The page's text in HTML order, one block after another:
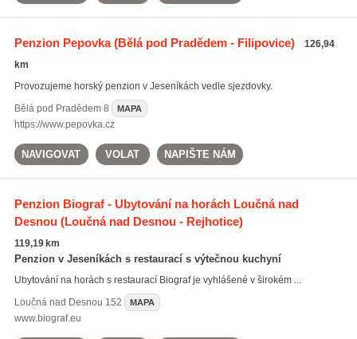
Penzion Pepovka(Bělá pod Pradědem - Filipovice)
126,94
km
Provozujeme horský penzion v Jeseníkách vedle sjezdovky.
Bělá pod Pradědem8 MAPA
https://www.pepovka.cz
NAVIGOVAT VOLAT NAPIŠTE NÁM
Penzion Biograf - Ubytování na horách Loučná nad
Desnou(Loučná nad Desnou - Rejhotice)
119,19 km
Penzion v Jeseníkách s restaurací s výtečnou kuchyní
Ubytování na horách s restaurací Biograf je vyhlášené v širokém ...
Loučná nad Desnou 152 MAPA
www.biograf.eu